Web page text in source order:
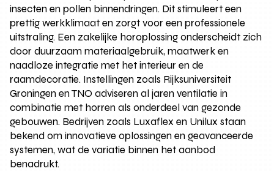
insecten en pollen binnendringen. Dit stimuleert een
prettig werkklimaat en zorgt voor een professionele
uitstraling. Een zakelijke horoplossing onderscheidt zich
door duurzaam materiaalgebruik, maatwerk en
naadloze integratie met het interieur en de
raamdecoratie. Instellingen zoals Rijksuniversiteit
Groningen en TNO adviseren al jaren ventilatie in
combinatie met horren als onderdeel van gezonde
gebouwen. Bedrijven zoals Luxaflex en Unilux staan
bekend om innovatieve oplossingen en geavanceerde
systemen, wat de variatie binnen het aanbod
benadrukt.